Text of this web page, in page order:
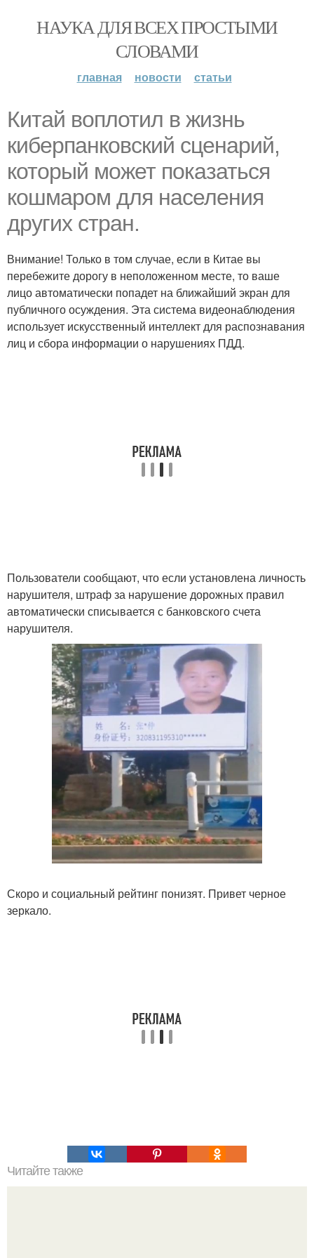
НАУКА ДЛЯ ВСЕХ ПРОСТЫМИ
СЛОВАМИ
главная новости статьи
Китай воплотил в жизнь
киберпанковский сценарий,
который может показаться
кошмаром для населения
других стран.
Внимание! Только в том случае, если в Китае вы
перебежите дорогу в неположенном месте, то ваше
лицо автоматически попадет на ближайший экран для
публичного осуждения. Эта система видеонаблюдения
использует искусственный интеллект для распознавания
лиц и сбора информации о нарушениях ПДД.
Пользователи сообщают, что если установлена личность
нарушителя, штраф за нарушение дорожных правил
автоматически списывается с банковского счета
нарушителя.
Скоро и социальный рейтинг понизят. Привет черное
зеркало.
Читайте также